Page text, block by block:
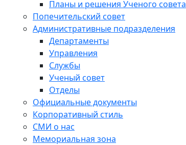
Планы и решения Ученого совета
Попечительский совет
Административные подразделения
Департаменты
Управления
Службы
Ученый совет
Отделы
Официальные документы
Корпоративный стиль
СМИ о нас
Мемориальная зона